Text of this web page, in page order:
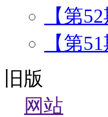
【第
【第
旧版
网站